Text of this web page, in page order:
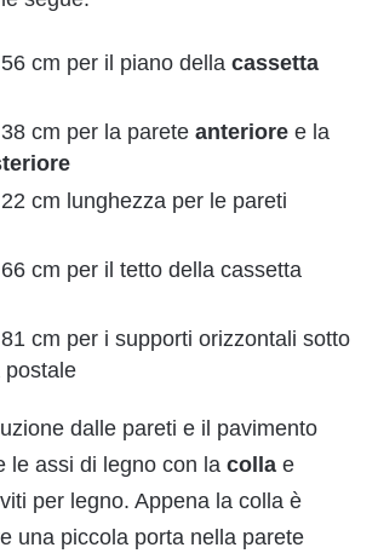
cm per il piano della cassetta
cm per la parete anteriore e la
cm lunghezza per le pareti
cm per il tetto della cassetta
cm per i supporti orizzontali sotto
postale
dalle pareti e il pavimento
le assi di legno con la colla e
per legno. Appena la colla è
una piccola porta nella parete